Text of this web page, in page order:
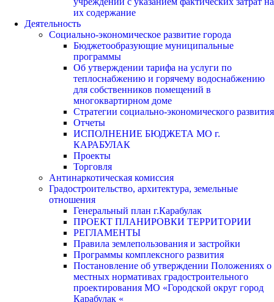
их содержание
Деятельность
Социально-экономическое развитие города
Бюджетообразующие муниципальные
программы
Об утверждении тарифа на услуги по
теплоснабжению и горячему водоснабжению
для собственников помещений в
многоквартирном доме
Стратегии социально-экономического развития
Отчеты
ИСПОЛНЕНИЕ БЮДЖЕТА МО г.
КАРАБУЛАК
Проекты
Торговля
Антинаркотическая комиссия
Градостроительство, архитектура, земельные
отношения
Генеральный план г.Карабулак
ПРОЕКТ ПЛАНИРОВКИ ТЕРРИТОРИИ
РЕГЛАМЕНТЫ
Правила землепользования и застройки
Программы комплексного развития
Постановление об утверждении Положениях о
местных нормативах градостроительного
проектирования МО «Городской округ город
Карабулак «